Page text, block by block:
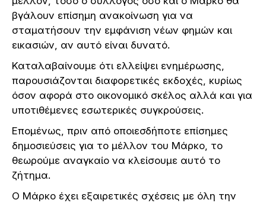
βγάλουν επίσημη ανακοίνωση για να
σταματήσουν την εμφάνιση νέων φημών και
εικασιών, αν αυτό είναι δυνατό.
Καταλαβαίνουμε ότι ελλείψει ενημέρωσης,
παρουσιάζονται διαφορετικές εκδοχές, κυρίως
όσον αφορά στο οικονομικό σκέλος αλλά και για
υποτιθέμενες εσωτερικές συγκρούσεις.
Επομένως, πριν από οποιεσδήποτε επίσημες
δημοσιεύσεις για το μέλλον του Μάρκο, το
θεωρούμε αναγκαίο να κλείσουμε αυτό το
ζήτημα.
Ο Μάρκο έχει εξαιρετικές σχέσεις με όλη την